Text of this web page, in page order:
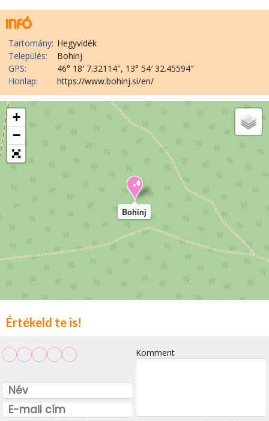
Tartomány: Hegyvidék
Település:
Bohinj
GPS:
46° 18′ 7.32114″, 13° 54′ 32.45594″
Honlap:
https://www.bohinj.si/en/
Bohinj
+
−
Értékeld te is!
Komment